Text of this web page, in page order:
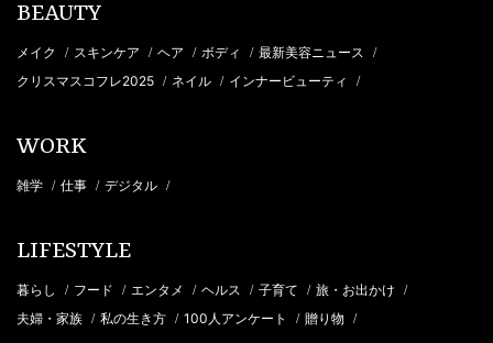
BEAUTY
メイク / スキンケア / ヘア / ボディ / 最新美容ニュース /
クリスマスコフレ2025 / ネイル / インナービューティ /
WORK
雑学 / 仕事 / デジタル /
LIFESTYLE
暮らし / フード / エンタメ / ヘルス / 子育て / 旅・お出かけ /
夫婦・家族 / 私の生き方 / 100人アンケート / 贈り物 /